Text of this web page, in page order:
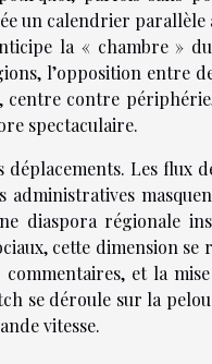
un calendrier parallèle
la « chambre »
l’opposition entre
centre contre
spectaculaire.
déplacements. Les flux
administratives
diaspora régionale
cette dimension
et la
se déroule sur la
vitesse.